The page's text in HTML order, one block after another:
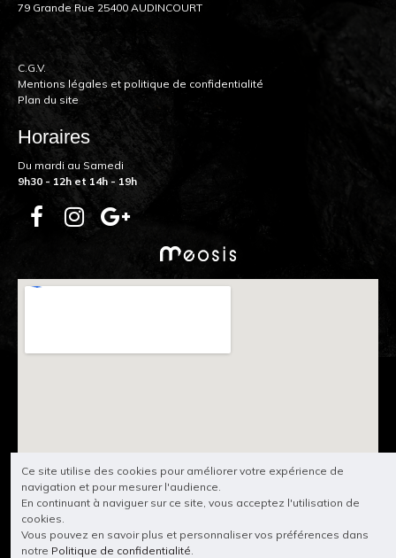
79 Grande Rue 25400 AUDINCOURT
C.G.V.
Mentions légales et politique de confidentialité
Plan du site
Horaires
Du mardi au Samedi
9h30 - 12h et 14h - 19h
Ce site utilise des cookies pour améliorer votre expérience de
navigation et pour mesurer l'audience.
En continuant à naviguer sur ce site, vous acceptez l'utilisation de
cookies.
Vous pouvez en savoir plus et personnaliser vos préférences dans
notre Politique de confidentialité.